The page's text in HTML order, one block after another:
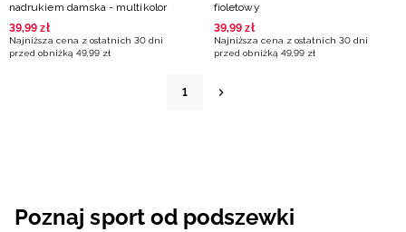
nadrukiem damska - multikolor
39,99 zł
Najniższa cena z ostatnich 30 dni
przed obniżką 49,99 zł
fioletowy
39,99 zł
Najniższa cena z ostatnich 30 dni
przed obniżką 49,99 zł
1
Poznaj sport od podszewki